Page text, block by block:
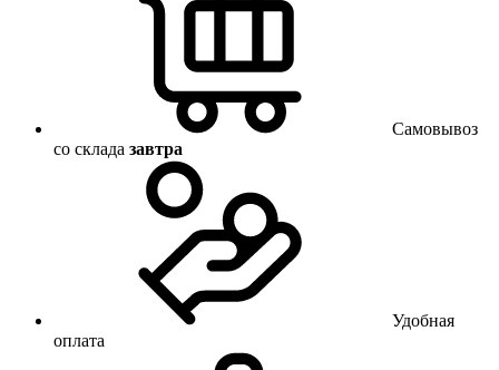
Самовывоз
со склада завтра
Удобная
оплата